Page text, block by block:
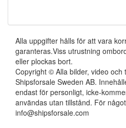
Alla uppgifter hålls för att vara
garanteras.Viss utrustning
eller plockas bort.
Copyright © Alla bilder, video
Shipsforsale Sweden AB.
endast för personligt, icke-
användas utan tillstånd. För
info@shipsforsale.com